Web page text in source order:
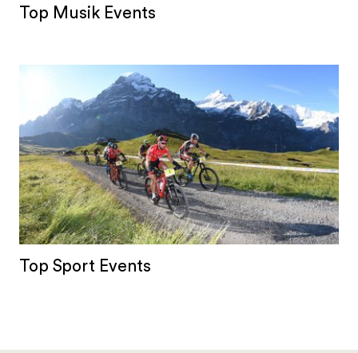
Top Musik Events
Top Sport Events